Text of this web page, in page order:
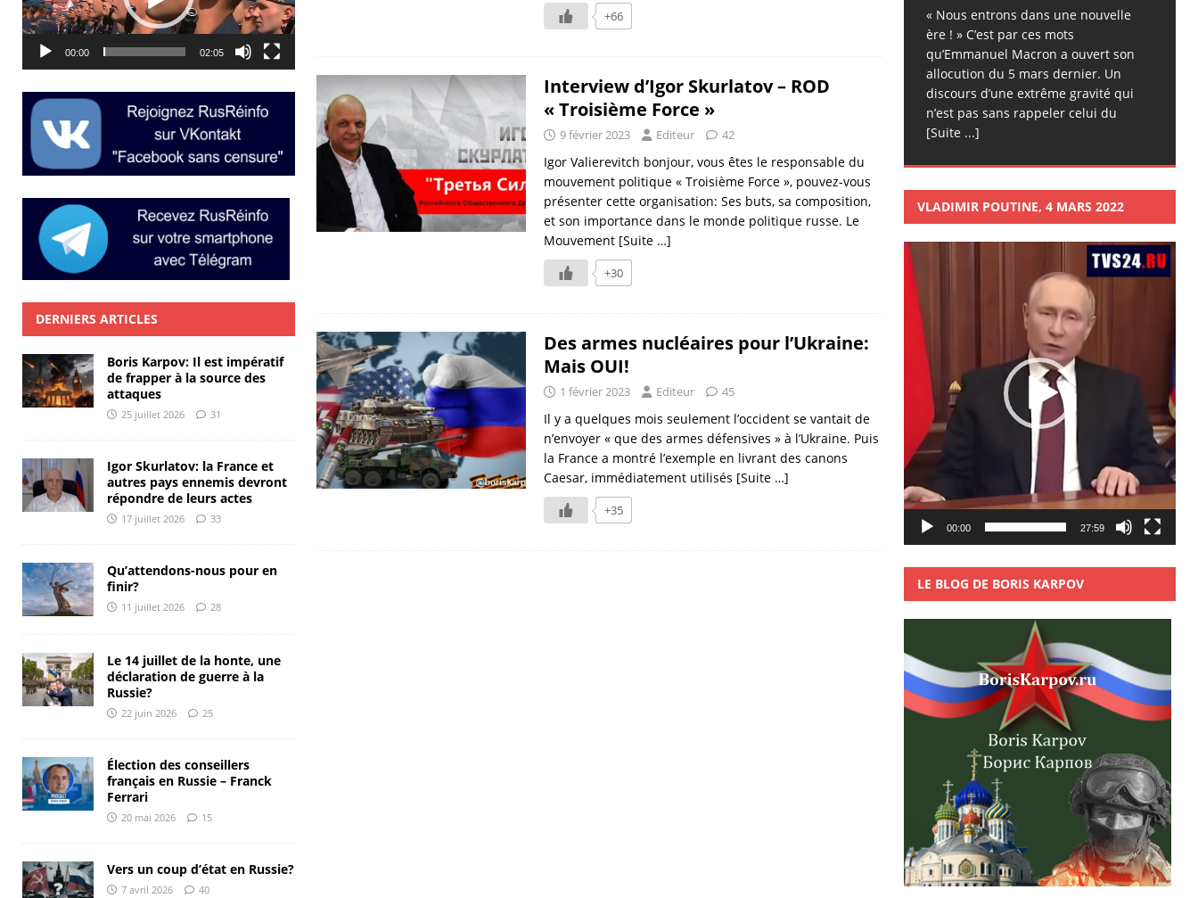
+66
Interview d’Igor Skurlatov – ROD
« Troisième Force »
9 février 2023 Editeur 42
Igor Valierevitch bonjour, vous êtes le responsable du
mouvement politique « Troisième Force », pouvez-vous
présenter cette organisation: Ses buts, sa composition,
et son importance dans le monde politique russe. Le
Mouvement [Suite …]
+30
Des armes nucléaires pour l’Ukraine:
Mais OUI!
1 février 2023 Editeur 45
Il y a quelques mois seulement l’occident se vantait de
n’envoyer « que des armes défensives » à l’Ukraine. Puis
la France a montré l’exemple en livrant des canons
Caesar, immédiatement utilisés [Suite …]
+35
00:00 02:05
DERNIERS ARTICLES
Boris Karpov: Il est impératif
de frapper à la source des
attaques
25 juillet 2026 31
Igor Skurlatov: la France et
autres pays ennemis devront
répondre de leurs actes
17 juillet 2026 33
Qu’attendons-nous pour en
finir?
11 juillet 2026 28
Le 14 juillet de la honte, une
déclaration de guerre à la
Russie?
22 juin 2026 25
Élection des conseillers
français en Russie – Franck
Ferrari
20 mai 2026 15
Vers un coup d’état en Russie?
7 avril 2026 40
« Nous entrons dans une nouvelle
ère ! » C’est par ces mots
qu’Emmanuel Macron a ouvert son
allocution du 5 mars dernier. Un
discours d’une extrême gravité qui
n’est pas sans rappeler celui du
[Suite ...]
VLADIMIR POUTINE, 4 MARS 2022
Lecteur
vidéo
00:00 27:59
LE BLOG DE BORIS KARPOV